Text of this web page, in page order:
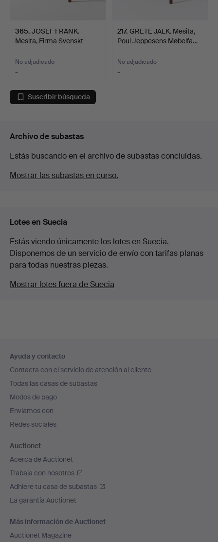
365. JOSEF FRANK.
Mesita, Firma Svenskt
No adjudicado
-
217. GRETE JALK. Mesita,
Poul Jeppesens Møbelfa…
No adjudicado
-
Suscribir búsqueda
Archivo de subastas
Estás buscando en el archivo de subastas concluidas.
Mostrar las subastas en curso.
Lotes en Suecia
Estás viendo únicamente los lotes en Suecia.
Disponemos de un servicio de envío con tarifas planas
para todas nuestras piezas.
Mostrar lotes fuera de Suecia
en
el
pie
de
página
Ayuda y contacto
Contacta con el servicio de atención al cliente
Todas las casas de subastas
Modos de pago
Enviamos con
Redes sociales
Auctionet
Acerca de Auctionet
Trabaja con nosotros
Adhiere tu casa de subastas
La garantía Auctionet
Más información de Auctionet
Auctionet Magazine